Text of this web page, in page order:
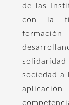
de las
con la
sociedad a